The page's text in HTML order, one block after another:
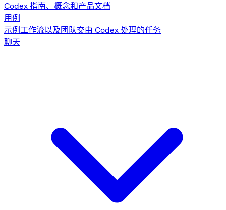
Codex 指南、概念和产品文档
用例
示例工作流以及团队交由 Codex 处理的任务
聊天